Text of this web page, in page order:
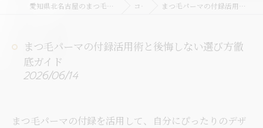
愛知県北名古屋のまつ毛パーマならHARELU北名古屋店 コラム まつ毛パーマの付録活用術と後悔しない選び方徹底ガイド
まつ毛パーマの付録活用術と後悔しない選び方徹
底ガイド
2026/06/14
まつ毛パーマの付録を活用して、自分にぴったりのデザ